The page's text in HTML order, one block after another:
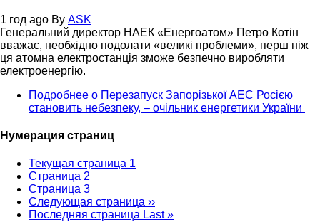
1 год ago By ASK
Генеральний директор НАЕК «Енергоатом» Петро Котін
вважає, необхідно подолати «великі проблеми», перш ніж
ця атомна електростанція зможе безпечно виробляти
електроенергію.
Подробнее о Перезапуск Запорізької АЕС Росією
становить небезпеку, – очільник енергетики України
Нумерация страниц
Текущая страница 1
Страница 2
Страница 3
Следующая страница ››
Последняя страница Last »